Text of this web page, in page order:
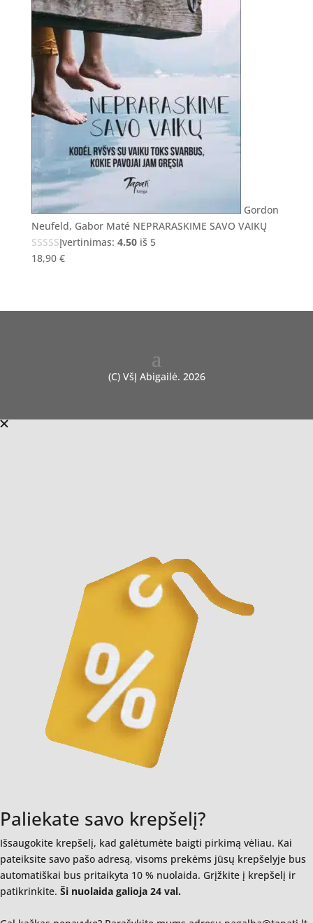
Gordon
Neufeld, Gabor Maté NEPRARASKIME SAVO VAIKŲ
Įvertinimas: 4.50iš 5
18,90 €
(C) VšĮ Abigailė. 2026
Paliekate savo krepšelį?
Išsaugokite krepšelį, kad galėtumėte baigti pirkimą vėliau. Kai
pateiksite savo pašo adresą, visoms prekėms jūsų krepšelyje bus
automatiškai bus pritaikyta 10 % nuolaida. Grįžkite į krepšelį ir
patikrinkite. Ši nuolaida galioja 24 val.